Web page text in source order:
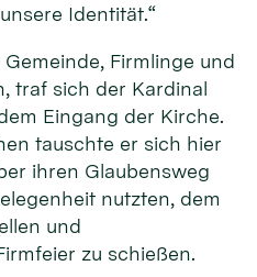
Identität.“
Firmlinge und
traf sich der Kardinal
Eingang der Kirche.
tauschte er sich hier
ihren Glaubensweg
nutzten, dem
und
zu schießen.